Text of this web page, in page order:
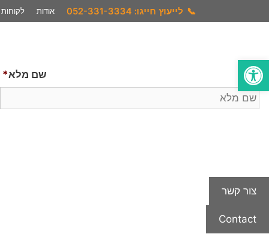
📞 לייעוץ חייגו: 052-331-3334 לקוחות אודות
שם מלא*
צור קשר
Contact
פתח סרגל נגישות